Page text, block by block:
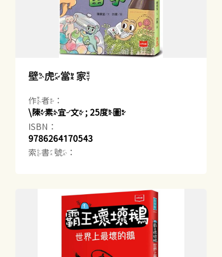
壁虎當家
作者：
\陳素宜文 ; 25度圖
ISBN：
9786264170543
索書號：